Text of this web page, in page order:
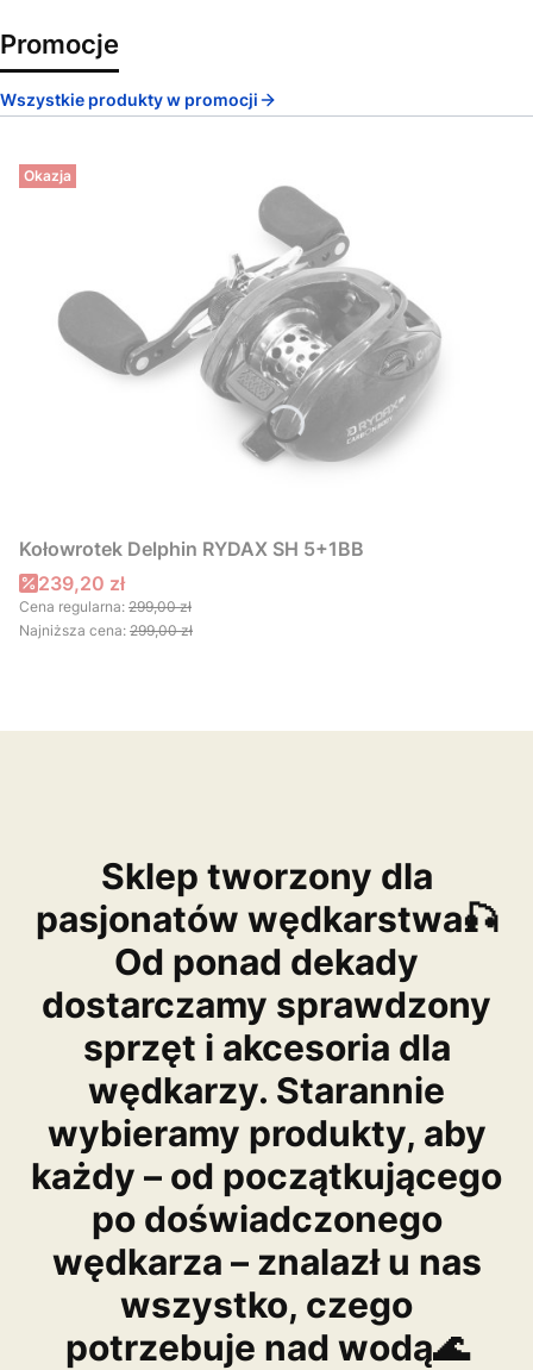
Promocje
Wszystkie produkty w promocji
Okazja
Kołowrotek Delphin RYDAX SH 5+1BB
Cena promocyjna
239,20 zł
Cena regularna: 299,00 zł
Najniższa cena: 299,00 zł
Sklep tworzony dla
pasjonatów wędkarstwa🎣
Od ponad dekady
dostarczamy sprawdzony
sprzęt i akcesoria dla
wędkarzy. Starannie
wybieramy produkty, aby
każdy – od początkującego
po doświadczonego
wędkarza – znalazł u nas
wszystko, czego
potrzebuje nad wodą🌊